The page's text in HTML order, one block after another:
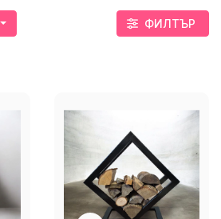
ФИЛТЪР